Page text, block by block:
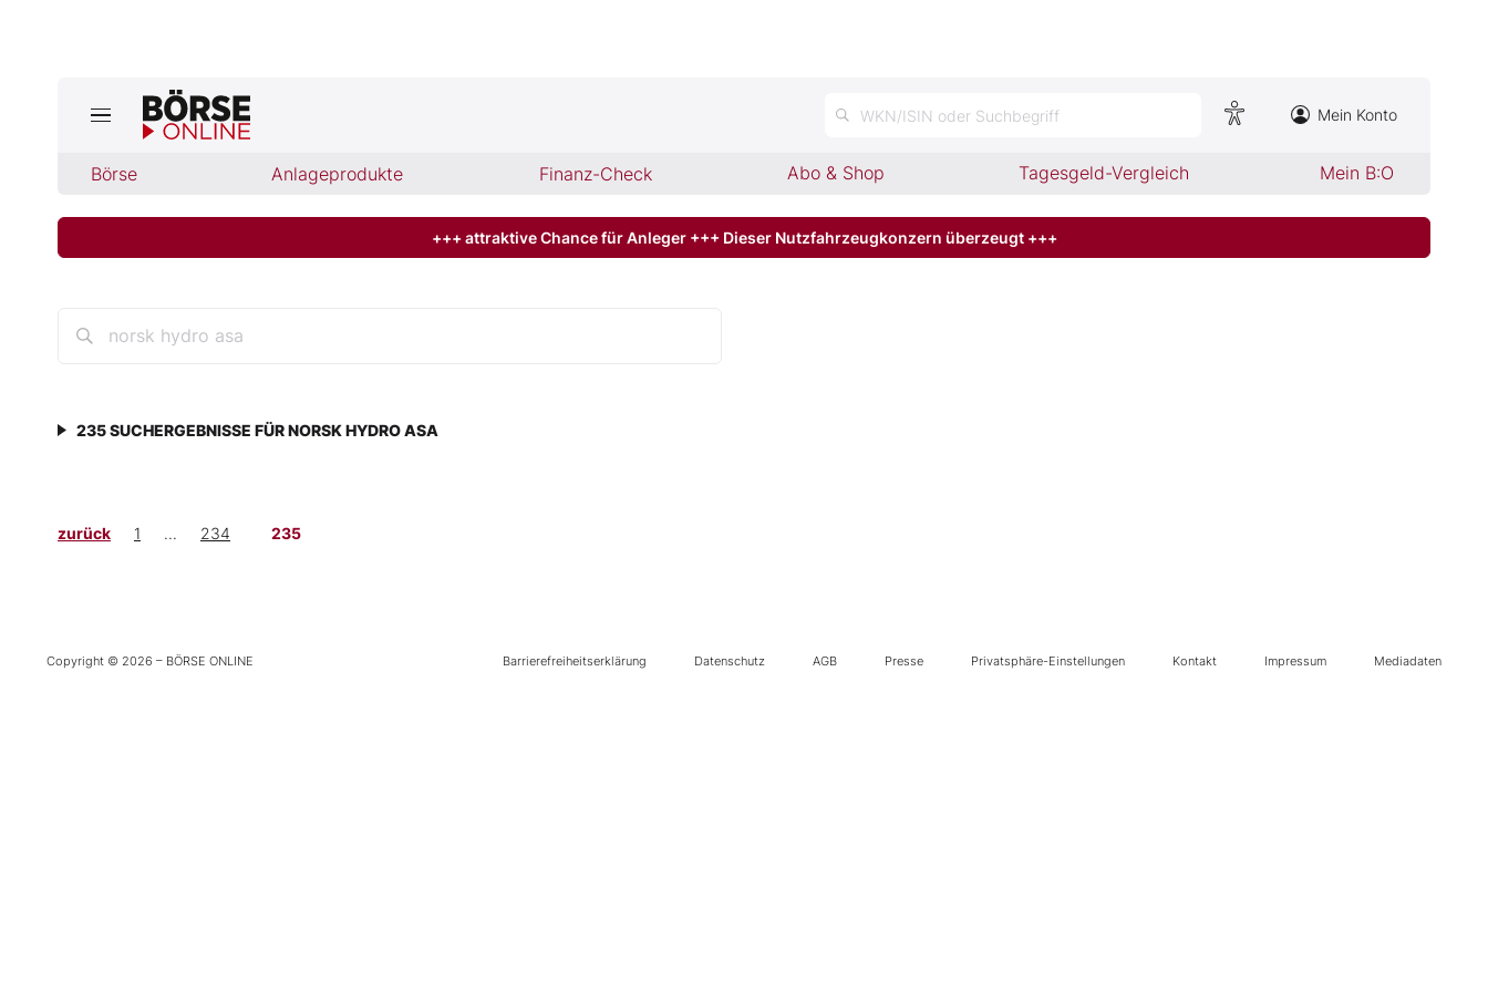
WKN/ISIN oder Suchbegriff Mein Konto
Börse Anlageprodukte Finanz-Check Abo & Shop Tagesgeld-Vergleich Mein B:O
Jetzt aktuelle Ausgabe BÖRSE ONLINE lesen
Finanz-Check
Experten
Mein Konto
+++ attraktive Chance für Anleger +++ Dieser Nutzfahrzeugkonzern überzeugt +++
235SUCHERGEBNISSE FÜRNORSK HYDRO ASA
zurück 1 ... 234 235
Copyright © 2026 – BÖRSE ONLINE Barrierefreiheitserklärung Datenschutz AGB Presse Privatsphäre-Einstellungen Kontakt Impressum Mediadaten